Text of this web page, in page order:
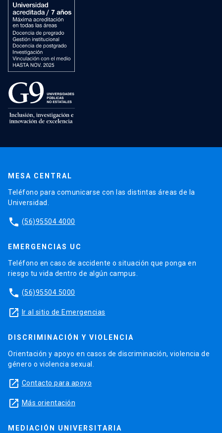
MESA CENTRAL
Teléfono para comunicarse con las distintas áreas de la
Universidad.
phone (56)95504 4000
EMERGENCIAS UC
Teléfono en caso de accidente o situación que ponga en
riesgo tu vida dentro de algún campus.
phone (56)95504 5000
launch Ir al sitio de Emergencias
DISCRIMINACIÓN Y VIOLENCIA
Orientación y apoyo en casos de discriminación, violencia de
género o violencia sexual.
launch Contacto para apoyo
launch Más orientación
MEDIACIÓN UNIVERSITARIA